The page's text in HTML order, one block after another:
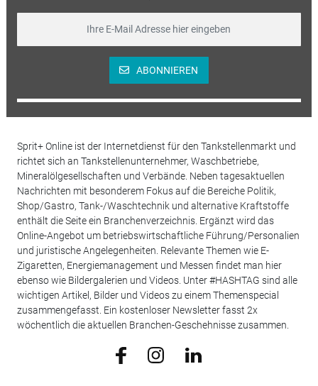
ABONNIEREN
Sprit+ Online ist der Internetdienst für den Tankstellenmarkt und
richtet sich an Tankstellenunternehmer, Waschbetriebe,
Mineralölgesellschaften und Verbände. Neben tagesaktuellen
Nachrichten mit besonderem Fokus auf die Bereiche Politik,
Shop/Gastro, Tank-/Waschtechnik und alternative Kraftstoffe
enthält die Seite ein Branchenverzeichnis. Ergänzt wird das
Online-Angebot um betriebswirtschaftliche Führung/Personalien
und juristische Angelegenheiten. Relevante Themen wie E-
Zigaretten, Energiemanagement und Messen findet man hier
ebenso wie Bildergalerien und Videos. Unter #HASHTAG sind alle
wichtigen Artikel, Bilder und Videos zu einem Themenspecial
zusammengefasst. Ein kostenloser Newsletter fasst 2x
wöchentlich die aktuellen Branchen-Geschehnisse zusammen.